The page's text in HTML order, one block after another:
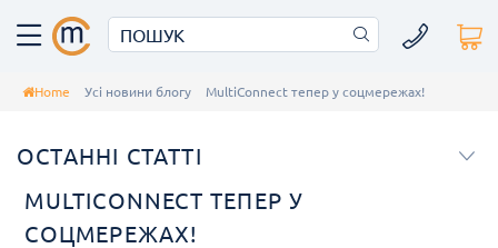
Home Усі новини блогу MultiConnect тепер у соцмережах!
ОСТАННІ СТАТТІ
MULTICONNECT ТЕПЕР У
СОЦМЕРЕЖАХ!